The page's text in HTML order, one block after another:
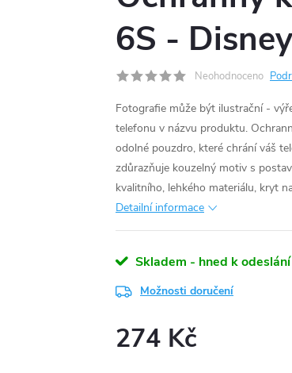
6S -
Neohodnoceno
Fotografie může být ilustrační -
telefonu v názvu produktu.
odolné pouzdro, které chrání váš
zdůrazňuje kouzelný motiv s
kvalitního, lehkého materiálu, kryt
Detailní informace
Skladem - hned k odeslání
Možnosti doručení
274 Kč